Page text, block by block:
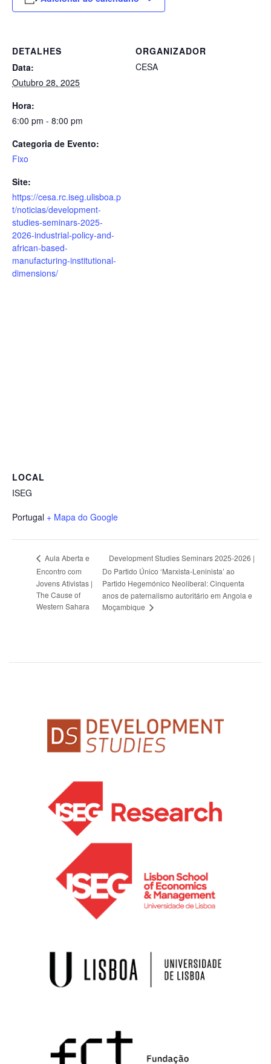
DETALHES
Data:
Outubro 28, 2025
Hora:
6:00 pm - 8:00 pm
Categoria de Evento:
Fixo
Site:
https://cesa.rc.iseg.ulisboa.p
t/noticias/development-
studies-seminars-2025-
2026-industrial-policy-and-
african-based-
manufacturing-institutional-
dimensions/
ORGANIZADOR
CESA
LOCAL
ISEG
Portugal + Mapa do Google
Aula Aberta e
Encontro com
Jovens Ativistas |
The Cause of
Western Sahara
Development Studies Seminars 2025-2026 |
Do Partido Único ‘Marxista-Leninista’ ao
Partido Hegemónico Neoliberal: Cinquenta
anos de paternalismo autoritário em Angola e
Moçambique